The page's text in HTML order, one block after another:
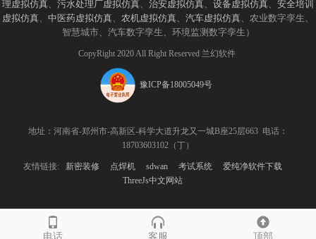
电话 客服 顶部
理虚拟仿真、 污水处理厂虚拟仿真、 治安虚拟仿真、 设备虚拟仿真、 安全培训
虚拟仿真、 中医药虚拟仿真、 农机虚拟仿真、 汽车虚拟仿真、农业数字孪生、
智慧城市、汽车数字孪生、环境监测数字孪生）
CopyRight 2020 All Right Reserved 兰幻软件
豫ICP备18005049号
地址：河南省-郑州市-高新区-科学大道升龙又一城B座25层663 电话：
18703603102（丁）
友情链接: 新密装修 点焊机 sdwan 考试系统
爱纯净软件下载
ThreeJs中文网站